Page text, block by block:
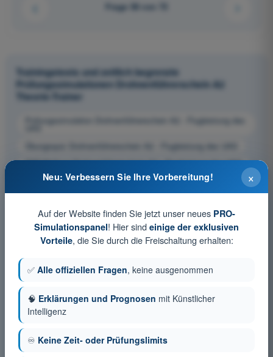
Frage 58 von 72
Trainingstests und zeitlich begrenzte
Prüfungssimulationen Drohnenführerschein A2
Theorie-Trainer
Prüfungssimulation Drohnenführerschein A2 - Flugleistung des
Übungsquiz Drohnenführerschein A2 - Flugleistung des UAS
PDF-Prüfung Drohnenführerschein A2 - Flugleistung des UAS
×
Neu: Verbessern Sie Ihre Vorbereitung!
Auf der Website finden Sie jetzt unser neues PRO-
Simulationspanel! Hier sind einige der exklusiven
Vorteile, die Sie durch die Freischaltung erhalten:
✅ Alle offiziellen Fragen, keine ausgenommen
🧠 Erklärungen und Prognosen mit Künstlicher
Intelligenz
♾️ Keine Zeit- oder Prüfungslimits